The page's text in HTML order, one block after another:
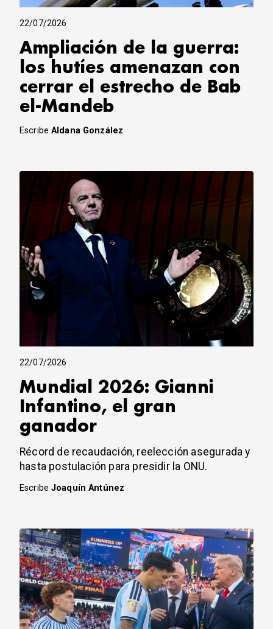
22/07/2026
Ampliación de la guerra:
los hutíes amenazan con
cerrar el estrecho de Bab
el-Mandeb
EscribeAldana González
22/07/2026
Mundial 2026: Gianni
Infantino, el gran
ganador
Récord de recaudación, reelección asegurada y
hasta postulación para presidir la ONU.
EscribeJoaquín Antúnez